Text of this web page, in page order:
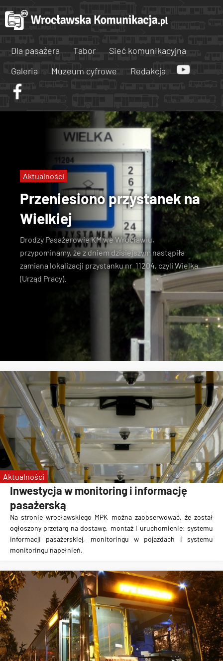
Dla pasażera Tabor
Sieć komunikacyjna
Galeria
Muzeum cyfrowe Redakcja
Przeniesiono przystanek na
Wielkiej
Drodzy Pasażerowie KM we Wrocławiu,
przypominamy, że z dniem dzisiejszym nastąpiła
zamiana lokalizacji przystanku nr 11204, czyli Wielka
(Urząd Pracy).
Aktualności
Inwestycja w monitoring i informację
pasażerską
Na stronie wrocławskiego MPK można zaobserwować, że został
ogłoszony przetarg na dostawę, montaż i uruchomienie: systemu
informacji pasażerskiej, monitoringu w pojazdach i systemu
monitoringu napełnień.
Aktualności